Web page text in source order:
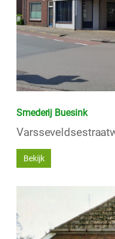
Smederij Buesink
Bekijk